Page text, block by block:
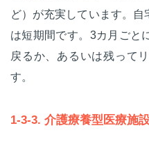
ど）が充実しています。
は短期間です。3カ月ごと
戻るか、あるいは残って
す。
1-3-3. 介護療養型医療施